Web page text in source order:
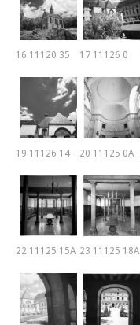
16 11120 35 17 11126 0
19 11126 14 20 11125 0A
22 11125 15A 23 11125 18A